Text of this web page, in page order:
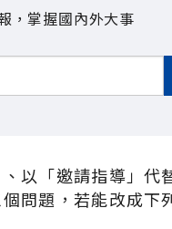
，掌握國內外大事
以「邀請指導」代
問題，若能改成下